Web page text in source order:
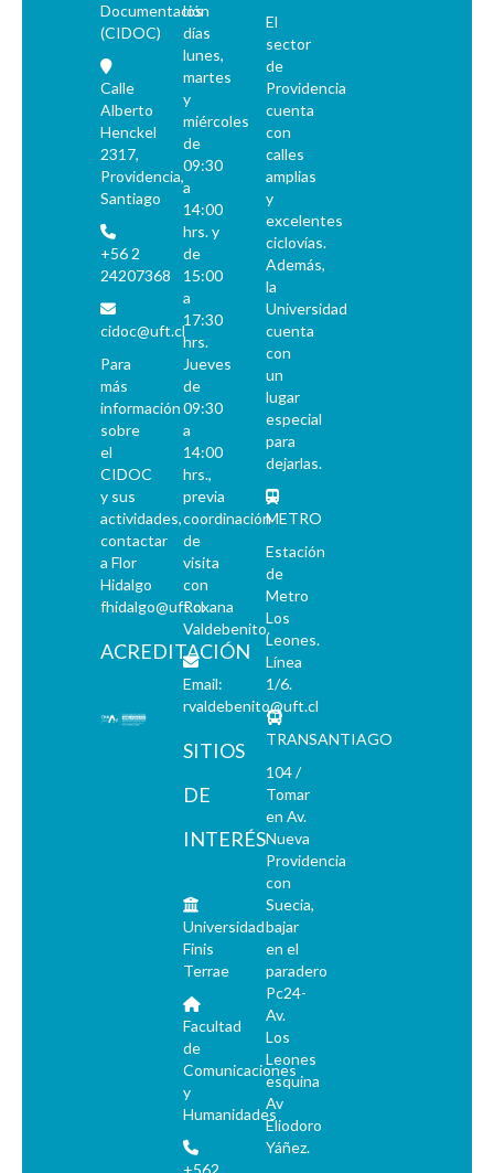
Documentación
(CIDOC)
Calle
Alberto
Henckel
2317,
Providencia,
Santiago
+56 2
24207368
cidoc@uft.cl
Para
más
información
sobre
el
CIDOC
y sus
actividades,
contactar
a Flor
Hidalgo
fhidalgo@uft.cl
ACREDITACIÓN
los
días
lunes,
martes
y
miércoles
de
09:30
a
14:00
hrs. y
de
15:00
a
17:30
hrs.
Jueves
de
09:30
a
14:00
hrs.,
previa
coordinación
de
visita
con
Roxana
Valdebenito.
Email:
rvaldebenito@uft.cl
SITIOS
DE
INTERÉS
Universidad
Finis
Terrae
Facultad
de
Comunicaciones
y
Humanidades
El
sector
de
Providencia
cuenta
con
calles
amplias
y
excelentes
ciclovías.
Además,
la
Universidad
cuenta
con
un
lugar
especial
para
dejarlas.
METRO
Estación
de
Metro
Los
Leones.
Línea
1/6.
TRANSANTIAGO
104 /
Tomar
en Av.
Nueva
Providencia
con
Suecia,
bajar
en el
paradero
Pc24-
Av.
Los
Leones
esquina
Av
Eliodoro
Yáñez.